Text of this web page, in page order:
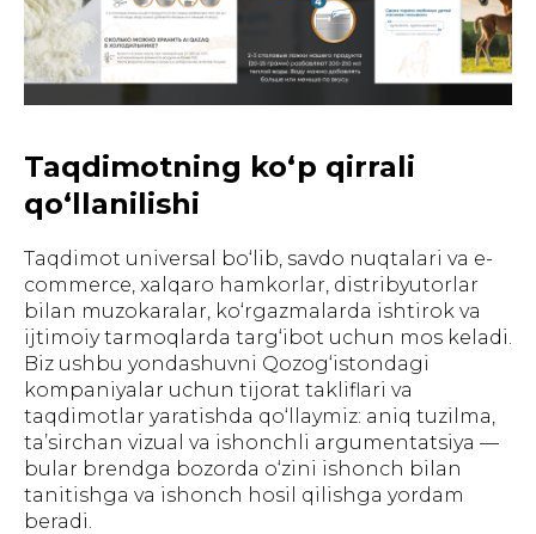
Taqdimotning ko‘p qirrali
qo‘llanilishi
Taqdimot universal bo‘lib, savdo nuqtalari va e-
commerce, xalqaro hamkorlar, distribyutorlar
bilan muzokaralar, ko‘rgazmalarda ishtirok va
ijtimoiy tarmoqlarda targ‘ibot uchun mos keladi.
Biz ushbu yondashuvni Qozog‘istondagi
kompaniyalar uchun tijorat takliflari va
taqdimotlar yaratishda qo‘llaymiz: aniq tuzilma,
ta’sirchan vizual va ishonchli argumentatsiya —
bular brendga bozorda o‘zini ishonch bilan
tanitishga va ishonch hosil qilishga yordam
beradi.
ГЛАВНАЯ О НАС УПАКОВКА
ПОЛИГРАФИЯ
БАННЕРЫ INSTAGRAM ПРЕЗЕНТАЦИИ САЙТЫ
ПОЛЬЗОВАТЕЛЬСКОЕ